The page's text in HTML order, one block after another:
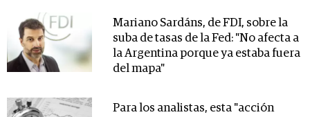
Mariano Sardáns, de FDI, sobre la
suba de tasas de la Fed: "No afecta a
la Argentina porque ya estaba fuera
del mapa"
Para los analistas, esta "acción